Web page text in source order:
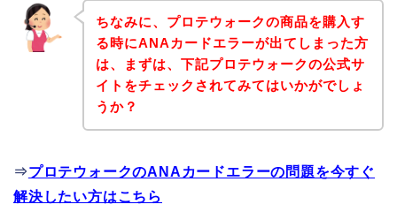
ちなみに、プロテウォークの商品を購入す
る時にANAカードエラーが出てしまった方
は、まずは、下記プロテウォークの公式サ
イトをチェックされてみてはいかがでしょ
うか？
⇒プロテウォークのANAカードエラーの問題を今すぐ
解決したい方はこちら